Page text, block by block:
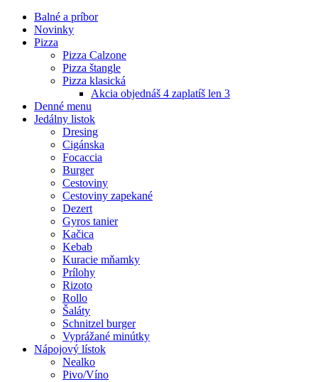
Balné a príbor
Novinky
Pizza
Pizza Calzone
Pizza štangle
Pizza klasická
Akcia objednáš 4 zaplatíš len 3
Denné menu
Jedálny listok
Dresing
Cigánska
Focaccia
Burger
Cestoviny
Cestoviny zapekané
Dezert
Gyros tanier
Kačica
Kebab
Kuracie mňamky
Prílohy
Rizoto
Rollo
Šaláty
Schnitzel burger
Vyprážané minútky
Nápojový lístok
Nealko
Pivo/Víno